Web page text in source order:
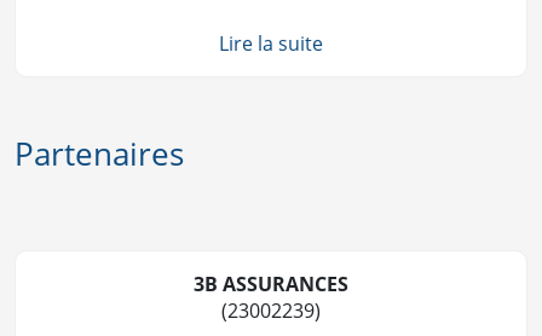
Lire la suite
Partenaires
3B ASSURANCES
(23002239)